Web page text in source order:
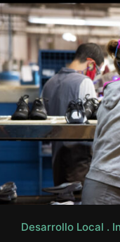
Desarrollo Local